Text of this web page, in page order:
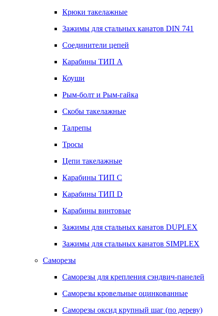
Крюки такелажные
Зажимы для стальных канатов DIN 741
Соединители цепей
Карабины ТИП А
Коуши
Рым-болт и Рым-гайка
Скобы такелажные
Талрепы
Тросы
Цепи такелажные
Карабины ТИП C
Карабины ТИП D
Карабины винтовые
Зажимы для стальных канатов DUPLEX
Зажимы для стальных канатов SIMPLEX
Саморезы
Саморезы для крепления сэндвич-панелей
Саморезы кровельные оцинкованные
Саморезы оксид крупный шаг (по дереву)